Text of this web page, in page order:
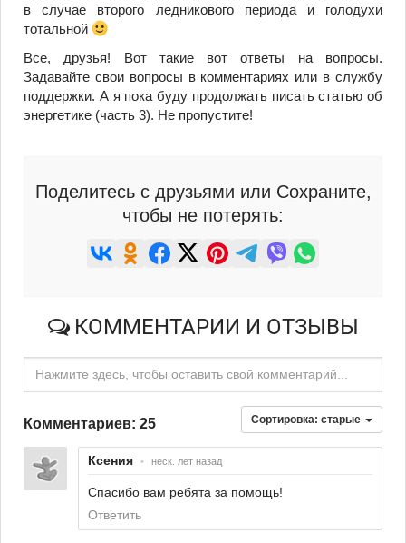
в случае второго ледникового периода и голодухи
тотальной
Все, друзья! Вот такие вот ответы на вопросы.
Задавайте свои вопросы в комментариях или в службу
поддержки. А я пока буду продолжать писать статью об
энергетике (часть 3). Не пропустите!
Поделитесь с друзьями или Сохраните,
чтобы не потерять:
КОММЕНТАРИИ И ОТЗЫВЫ
Нажмите здесь, чтобы оставить свой комментарий...
Комментариев: 25 Сортировка: старые
Ксения • неск. лет назад
Спасибо вам ребята за помощь!
Ответить